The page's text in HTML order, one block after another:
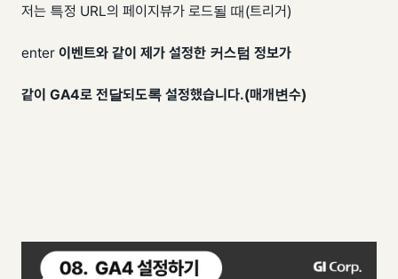
저는 특정 URL의 페이지뷰가 로드될 때(트리거)
enter 이벤트와 같이 제가 설정한 커스텀 정보가
같이 GA4로 전달되도록 설정했습니다.(매개변수)